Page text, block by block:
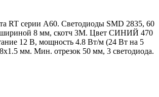
RT серии A60. Светодиоды SMD 2835, 60
шириной 8 мм, скотч 3M. Цвет СИНИЙ 470
12 В, мощность 4.8 Вт/м (24 Вт на 5
мм. Мин. отрезок 50 мм, 3 светодиода.